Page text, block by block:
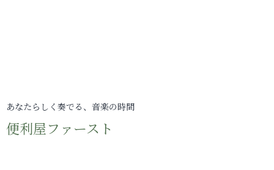
あなたらしく奏でる、音楽の時間
便利屋ファースト